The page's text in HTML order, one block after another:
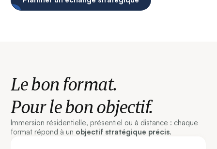
Le bon format.
Pour le bon objectif.
Immersion résidentielle, présentiel ou à distance : chaque
format répond à un objectif stratégique précis.